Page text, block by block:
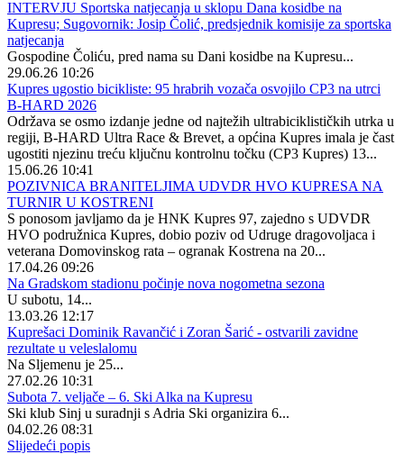
INTERVJU Sportska natjecanja u sklopu Dana kosidbe na
Kupresu; Sugovornik: Josip Čolić, predsjednik komisije za sportska
natjecanja
Gospodine Čoliću, pred nama su Dani kosidbe na Kupresu...
29.06.26 10:26
Kupres ugostio bicikliste: 95 hrabrih vozača osvojilo CP3 na utrci
B-HARD 2026
Održava se osmo izdanje jedne od najtežih ultrabiciklističkih utrka u
regiji, B-HARD Ultra Race & Brevet, a općina Kupres imala je čast
ugostiti njezinu treću ključnu kontrolnu točku (CP3 Kupres) 13...
15.06.26 10:41
POZIVNICA BRANITELJIMA UDVDR HVO KUPRESA NA
TURNIR U KOSTRENI
S ponosom javljamo da je HNK Kupres 97, zajedno s UDVDR
HVO podružnica Kupres, dobio poziv od Udruge dragovoljaca i
veterana Domovinskog rata – ogranak Kostrena na 20...
17.04.26 09:26
Na Gradskom stadionu počinje nova nogometna sezona
U subotu, 14...
13.03.26 12:17
Kuprešaci Dominik Ravančić i Zoran Šarić - ostvarili zavidne
rezultate u veleslalomu
Na Sljemenu je 25...
27.02.26 10:31
Subota 7. veljače – 6. Ski Alka na Kupresu
Ski klub Sinj u suradnji s Adria Ski organizira 6...
04.02.26 08:31
Slijedeći popis